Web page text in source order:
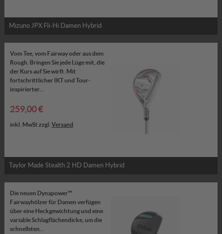
Mizuno JPX Fli-Hi Damen Hybrid
Vom Tee, vom Fairway oder aus dem
Rough. Bringen Sie jede Lüge mit, die
der Kurs auf Sie wirft. Mit
fortschrittlicher IKT und Tour-
inspirierter...
259,00 €
inkl. MwSt zzgl. Versand
Taylor Made Stealth 2 HD Damen Hybrid
Die neuen Dynapower™
Fairwayhölzer für Damen verfügen
über eine Heckgewichtung und eine
variable Schlagflächendicke, um die
schnellsten...